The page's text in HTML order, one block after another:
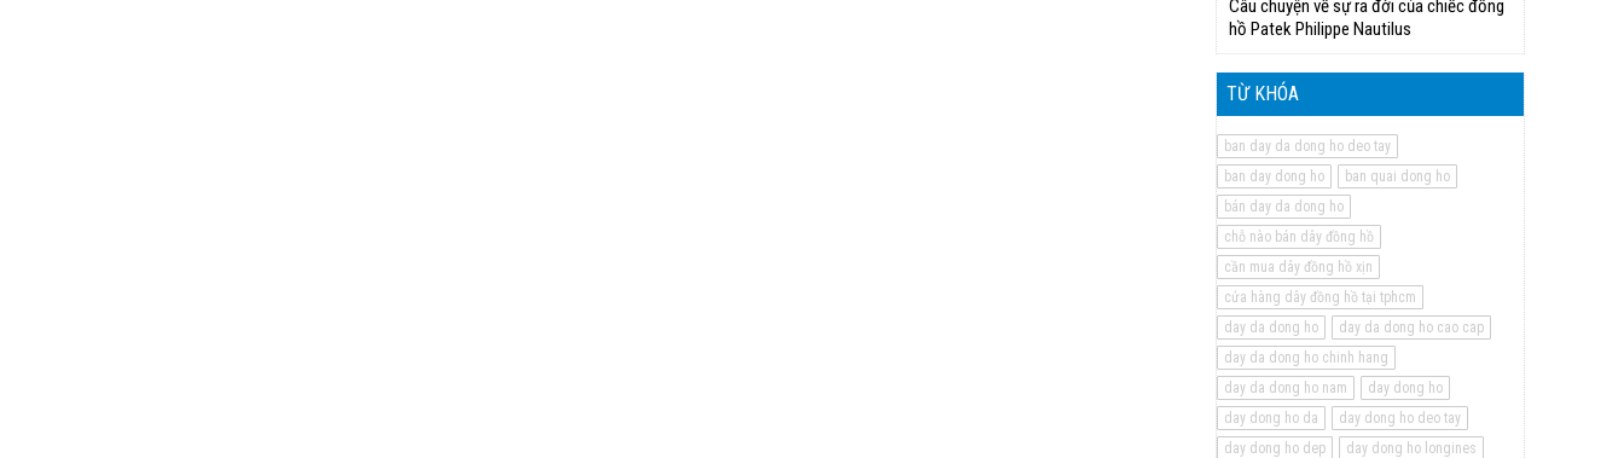
Câu chuyện về sự ra đời của chiếc đồng
hồ Patek Philippe Nautilus
TỪ KHÓA
ban day da dong ho deo tay
ban day dong ho
ban quai dong ho
bán day da dong ho
chỗ nào bán dây đồng hồ
cần mua dây đồng hồ xịn
cửa hàng dây đồng hồ tại tphcm
day da dong ho
day da dong ho cao cap
day da dong ho chinh hang
day da dong ho nam
day dong ho
day dong ho da
day dong ho deo tay
day dong ho dep
day dong ho longines